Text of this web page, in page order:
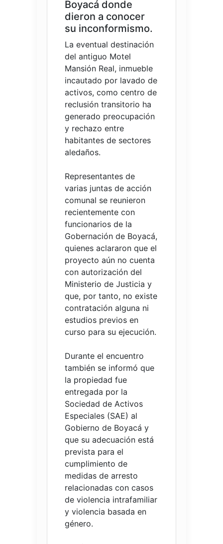
Boyacá donde
dieron a conocer
su inconformismo.
La eventual destinación
del antiguo Motel
Mansión Real, inmueble
incautado por lavado de
activos, como centro de
reclusión transitorio ha
generado preocupación
y rechazo entre
habitantes de sectores
aledaños.
Representantes de
varias juntas de acción
comunal se reunieron
recientemente con
funcionarios de la
Gobernación de Boyacá,
quienes aclararon que el
proyecto aún no cuenta
con autorización del
Ministerio de Justicia y
que, por tanto, no existe
contratación alguna ni
estudios previos en
curso para su ejecución.
Durante el encuentro
también se informó que
la propiedad fue
entregada por la
Sociedad de Activos
Especiales (SAE) al
Gobierno de Boyacá y
que su adecuación está
prevista para el
cumplimiento de
medidas de arresto
relacionadas con casos
de violencia intrafamiliar
y violencia basada en
género.